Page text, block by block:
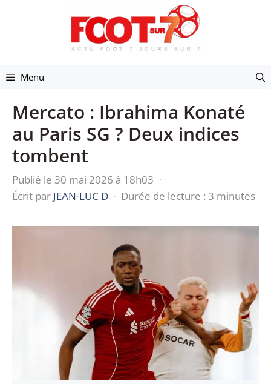
Menu
Mercato : Ibrahima Konaté
au Paris SG ? Deux indices
tombent
Publié le 30 mai 2026 à 18h03 ·
Écrit par JEAN-LUC D · Durée de lecture : 3 minutes